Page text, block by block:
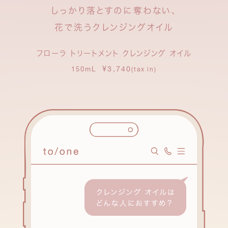
しっかり落とすのに奪わない、
花で洗うクレンジングオイル
フローラ トリートメント クレンジング オイル
150mL ¥3,740(tax in)